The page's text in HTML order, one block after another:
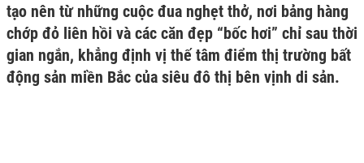
tạo nên từ những cuộc đua nghẹt thở, nơi bảng hàng
chớp đỏ liên hồi và các căn đẹp “bốc hơi” chỉ sau thời
gian ngắn, khẳng định vị thế tâm điểm thị trường bất
động sản miền Bắc của siêu đô thị bên vịnh di sản.